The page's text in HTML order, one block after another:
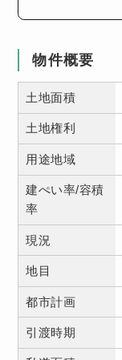
物件概要
土地面積
土地権利
用途地域
建ぺい率/容積
率
現況
地目
都市計画
引渡時期